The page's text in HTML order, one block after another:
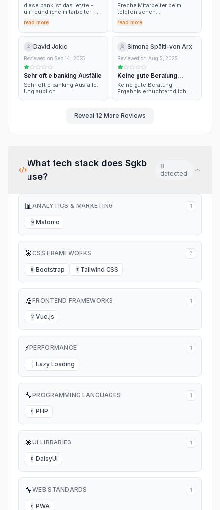
halten.
diese bank ist das letzte -
unfreundliche mitarbeiter -
read more
schlechter Service
Freche Mitarbeiter beim
telefonischen
Formular zur Auflösung
eines Mieterkautionskonto
ist nur Online verfügbar und
es ist dieser Bank unmöglich
es per Post zu senden.
Service gleich Null!
read more
David Jokic
Reviewed on Sep 14, 2025
Sehr oft e banking Ausfälle
Sehr oft e banking Ausfälle.
Unglaublich.
Simona Spälti-von Arx
Reviewed on Aug 5, 2025
Keine gute Beratung
Ergebnis…
Keine gute Beratung
Ergebnis ernüchternd ich
Reveal 12 More Reviews
What tech stack does Sgkb
use?
8
detected
📊ANALYTICS & MARKETING 1
M Matomo
🎯CSS FRAMEWORKS 2
B Bootstrap T Tailwind CSS
🎨FRONTEND FRAMEWORKS 1
V Vue.js
⚡PERFORMANCE 1
L Lazy Loading
🔧PROGRAMMING LANGUAGES 1
P PHP
🎯UI LIBRARIES 1
D DaisyUI
🔧WEB STANDARDS 1
P PWA